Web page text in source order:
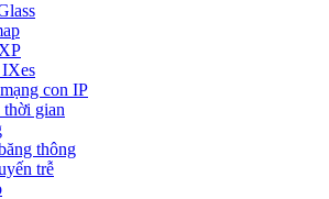
con IP
gian
thông
trễ